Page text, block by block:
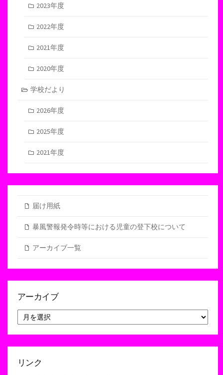
2023年度
2022年度
2021年度
2020年度
学校だより
2026年度
2025年度
2021年度
届け用紙
暴風警報発令時等における児童の登下校について
アーカイブ一覧
アーカイブ
ー
カ
リンク